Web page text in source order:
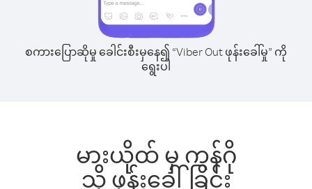
စကားပြောဆိုမှု ခေါင်းစီးမှနေ၍ “Viber Out ဖုန်းခေါ်မှု” ကို
ရွေးပါ
မားယိုထ် မှ ကွန်ဂို
သို့ ဖုန်းခေါ်ခြင်း